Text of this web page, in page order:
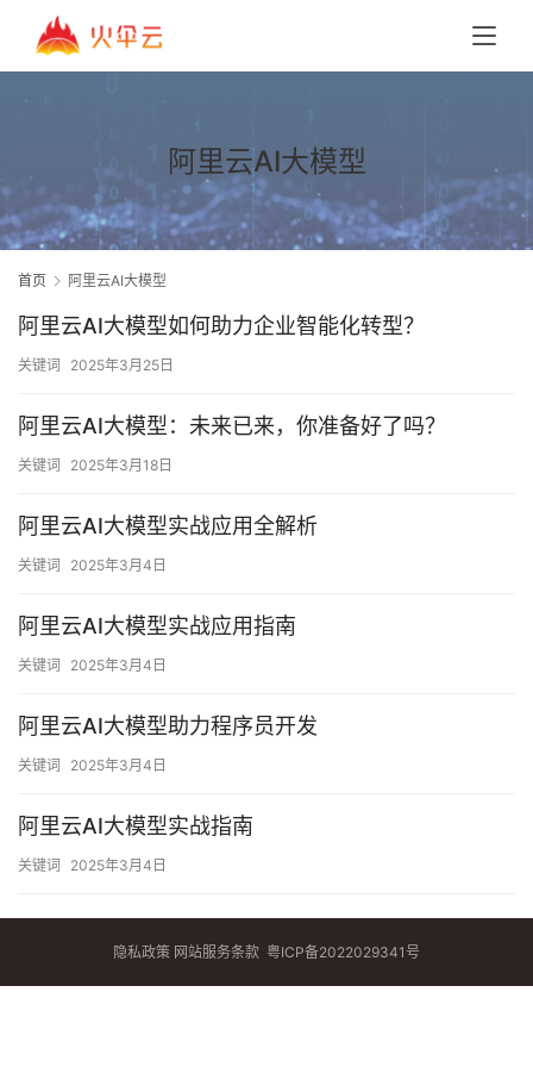
阿里云AI大模型
首页 阿里云AI大模型
阿里云AI大模型如何助力企业智能化转型？
关键词 2025年3月25日
阿里云AI大模型：未来已来，你准备好了吗？
关键词 2025年3月18日
阿里云AI大模型实战应用全解析
关键词 2025年3月4日
阿里云AI大模型实战应用指南
关键词 2025年3月4日
阿里云AI大模型助力程序员开发
关键词 2025年3月4日
阿里云AI大模型实战指南
关键词 2025年3月4日
隐私政策 网站服务条款 粤ICP备2022029341号